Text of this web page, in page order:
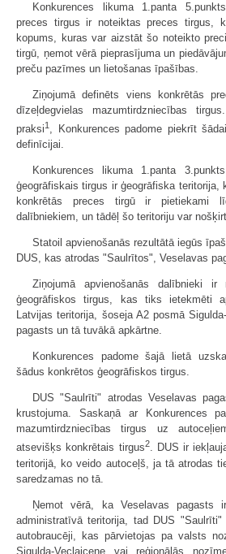
Konkurences likuma 1.panta
preces tirgus ir noteiktas preces tirgus,
kopums, kuras var aizstāt šo noteikto
tirgū, ņemot vērā pieprasījuma un
preču pazīmes un lietošanas īpašības.
Ziņojumā definēts viens konkrētās
dīzeļdegvielas mazumtirdzniecības
praksi1 , Konkurences padome piekrīt
definīcijai.
Konkurences likuma 1.panta
ģeogrāfiskais tirgus ir ģeogrāfiska teritorija,
konkrētās preces tirgū ir pietiekami
dalībniekiem, un tādēļ šo teritoriju var
Statoil apvienošanās rezultātā iegūs
DUS, kas atrodas "Saulrītos", Veselavas
Ziņojumā apvienošanās dalībnieki
ģeogrāfiskos tirgus, kas tiks ietekmēti
Latvijas teritorija, šoseja A2 posmā
pagasts un tā tuvākā apkārtne.
Konkurences padome šajā lietā
šādus konkrētos ģeogrāfiskos tirgus.
DUS "Saulrīti" atrodas Veselavas
krustojuma. Saskaņā ar Konkurences
mazumtirdzniecības tirgus uz
atsevišķs konkrētais tirgus2. DUS ir
teritorijā, ko veido autoceļš, ja tā atrodas
saredzamas no tā.
Ņemot vērā, ka Veselavas pagasts
administratīvā teritorija, tad DUS
autobraucēji, kas pārvietojas pa valsts
Sigulda-Veclaicene vai reģionālās